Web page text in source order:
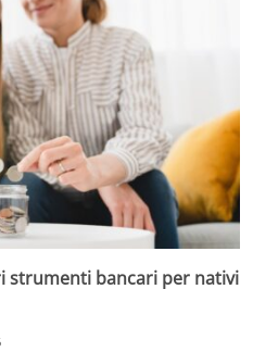
strumenti bancari per nativi